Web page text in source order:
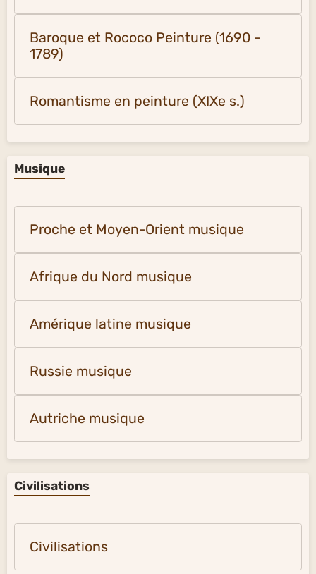
Baroque et Rococo Peinture (1690 -
1789)
Romantisme en peinture (XIXe s.)
Musique
Proche et Moyen-Orient musique
Afrique du Nord musique
Amérique latine musique
Russie musique
Autriche musique
Civilisations
Civilisations